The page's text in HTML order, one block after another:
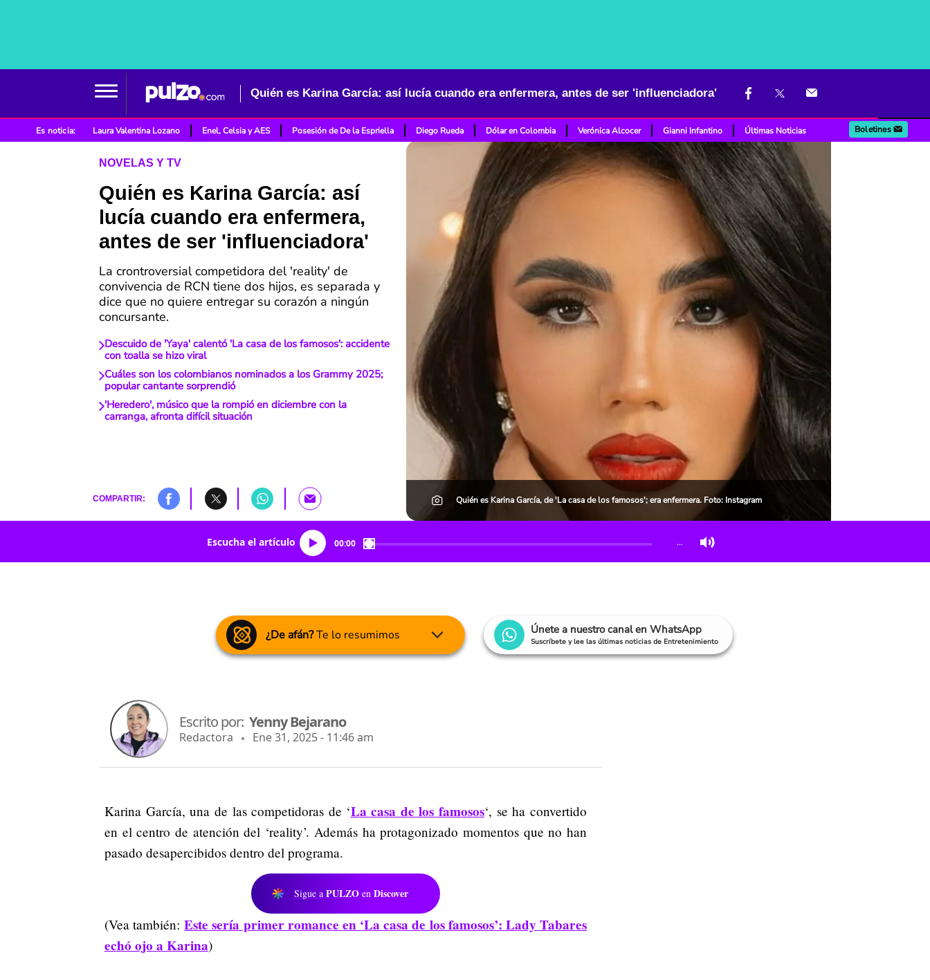
Quién es Karina García: así lucía cuando era enfermera, antes de ser 'influenciadora'
Es noticia: Laura Valentina Lozano Enel, Celsia y AES Posesión de De la Espriella Diego Rueda Dólar en Colombia Verónica Alcocer Gianni Infantino Últimas Noticias Boletines
NOVELAS Y TV
Quién es Karina García: así
lucía cuando era enfermera,
antes de ser 'influenciadora'
La crontroversial competidora del 'reality' de
convivencia de RCN tiene dos hijos, es separada y
dice que no quiere entregar su corazón a ningún
concursante.
Descuido de 'Yaya' calentó 'La casa de los famosos': accidente
con toalla se hizo viral
Cuáles son los colombianos nominados a los Grammy 2025;
popular cantante sorprendió
'Heredero', músico que la rompió en diciembre con la
carranga, afronta difícil situación
COMPARTIR: Quién es Karina García, de 'La casa de los famosos'; era enfermera. Foto: Instagram
Escucha el artículo 00:00 …
¿De afán?Te lo resumimos Únete a nuestro canal en WhatsApp
Suscríbete y lee las últimas noticias de Entretenimiento
Escrito por: Yenny Bejarano
Redactora Ene 31, 2025 - 11:46 am
Karina García, una de las competidoras de ‘La casa de los famosos‘, se ha convertido
en el centro de atención del ‘reality’. Además ha protagonizado momentos que no han
pasado desapercibidos dentro del programa.
Sigue a PULZOen Discover
(Vea también:Este sería primer romance en ‘La casa de los famosos’: Lady Tabares
echó ojo a Karina)